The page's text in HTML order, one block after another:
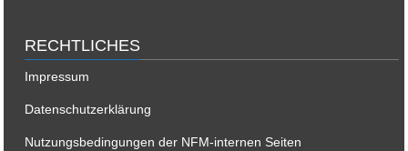
RECHTLICHES
Impressum
Datenschutzerklärung
Nutzungsbedingungen der NFM-internen Seiten